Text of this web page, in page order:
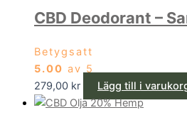
CBD Deodorant –
Betygsatt
5.00 av 5
279,00 kr Lägg till i